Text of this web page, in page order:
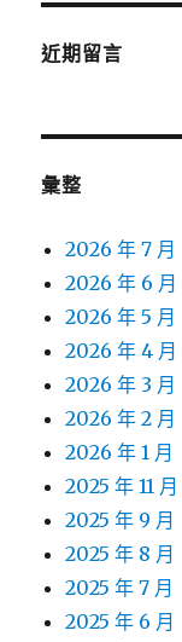
近期留言
彙整
2026 年 7 月
2026 年 6 月
2026 年 5 月
2026 年 4 月
2026 年 3 月
2026 年 2 月
2026 年 1 月
2025 年 11 月
2025 年 9 月
2025 年 8 月
2025 年 7 月
2025 年 6 月